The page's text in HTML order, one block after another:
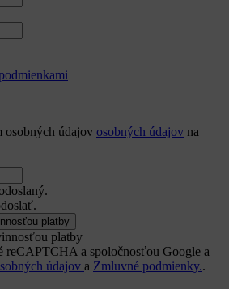
osobných údajov osobných údajov na
platby
reCAPTCHA a spoločnosťou Google a
údajov a Zmluvné podmienky..